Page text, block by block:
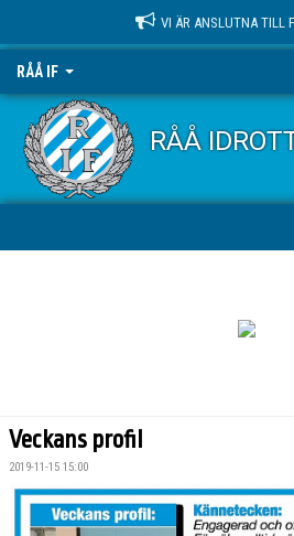
VI ÄR ANSLUTNA TILL
RÅÅ IF
RÅÅ
KALENDER
RÅÅ IF:S UTBILDNINGSPLAN
Veckans profil
2019-11-15 15:00